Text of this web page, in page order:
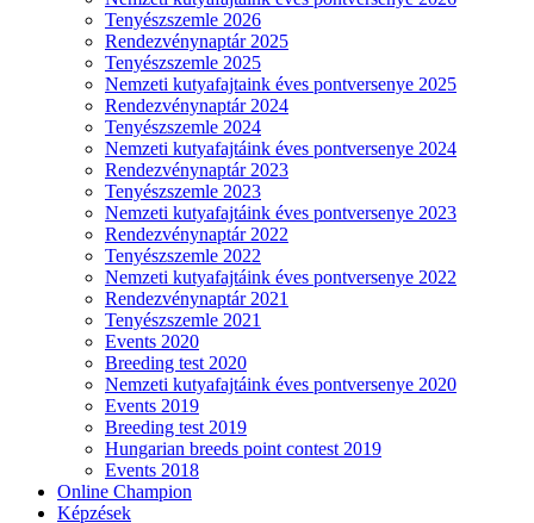
Tenyészszemle 2026
Rendezvénynaptár 2025
Tenyészszemle 2025
Nemzeti kutyafajtaink éves pontversenye 2025
Rendezvénynaptár 2024
Tenyészszemle 2024
Nemzeti kutyafajtáink éves pontversenye 2024
Rendezvénynaptár 2023
Tenyészszemle 2023
Nemzeti kutyafajtáink éves pontversenye 2023
Rendezvénynaptár 2022
Tenyészszemle 2022
Nemzeti kutyafajtáink éves pontversenye 2022
Rendezvénynaptár 2021
Tenyészszemle 2021
Events 2020
Breeding test 2020
Nemzeti kutyafajtáink éves pontversenye 2020
Events 2019
Breeding test 2019
Hungarian breeds point contest 2019
Events 2018
Online Champion
Képzések